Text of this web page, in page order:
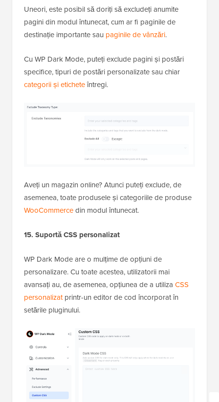
Uneori, este posibil să doriți să excludeți anumite
pagini din modul întunecat, cum ar fi paginile de
destinație importante sau paginile de vânzări.
Cu WP Dark Mode, puteți exclude pagini și postări
specifice, tipuri de postări personalizate sau chiar
categorii și eticheteîntregi.
Aveți un magazin online? Atunci puteți exclude, de
asemenea, toate produsele și categoriile de produse
WooCommercedin modul întunecat.
15. Suportă CSS personalizat
WP Dark Mode are o mulțime de opțiuni de
personalizare. Cu toate acestea, utilizatorii mai
avansați au, de asemenea, opțiunea de a utiliza CSS
personalizatprintr-un editor de cod încorporat în
setările pluginului.